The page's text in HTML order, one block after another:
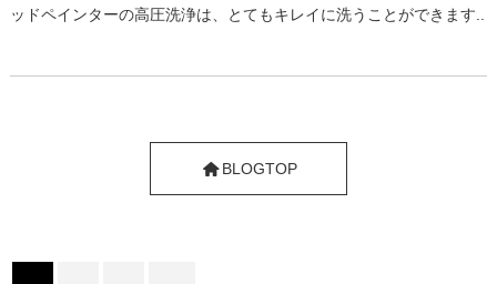
ッドペインターの高圧洗浄は、とてもキレイに洗うことができます..
BLOGTOP